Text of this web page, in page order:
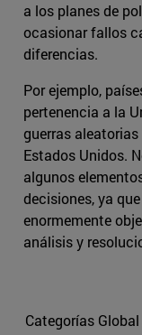
a los planes de
ocasionar fallos
diferencias.
Por ejemplo,
pertenencia a la
guerras
Estados Unidos.
algunos
decisiones, ya
enormemente
análisis y
Categorías